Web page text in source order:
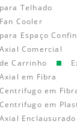
Telhado
Cooler
Espaço
Comercial
Carrinho
em Fibra
em
em